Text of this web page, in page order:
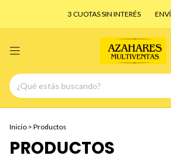
3 CUOTAS SIN INTERÉS ENVÍOS A TODO EL PAÍS!
Inicio > Productos
PRODUCTOS